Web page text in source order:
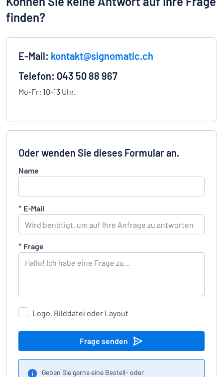
finden?
E-Mail: kontakt@signomatic.ch
Telefon: 043 50 88 967
Mo-Fr: 10-13 Uhr.
Oder wenden Sie dieses Formular an.
Name
* E-Mail
* Frage
Logo, Bilddatei oder Layout
Frage senden
Geben Sie gerne eine Bestell- oder